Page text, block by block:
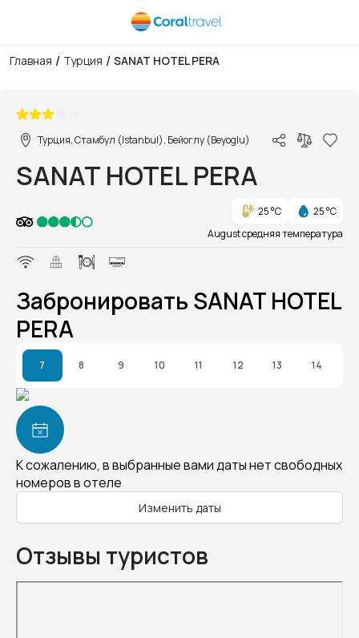
Главная / Турция / SANAT HOTEL PERA
Турция, Стамбул (Istanbul), Бейоглу (Beyoglu)
SANAT HOTEL PERA
25 °C
25 °C
August средняя температура
Забронировать SANAT HOTEL
PERA
7 8 9 10 11 12 13 14
К сожалению, в выбранные вами даты нет свободных
номеров в отеле
Изменить даты
Отзывы туристов